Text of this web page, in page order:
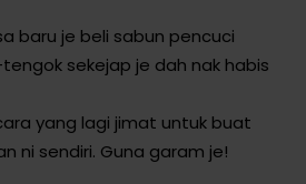
baru je beli sabun pencuci
sekejap je dah nak habis
yang lagi jimat untuk buat
ni sendiri. Guna garam je!